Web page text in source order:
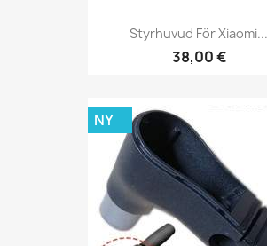
Styrhuvud För Xiaomi...
38,00 €
NY